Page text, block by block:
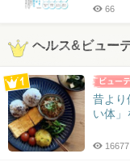
66
ヘルス&ビュー
昔より
い体」
16677